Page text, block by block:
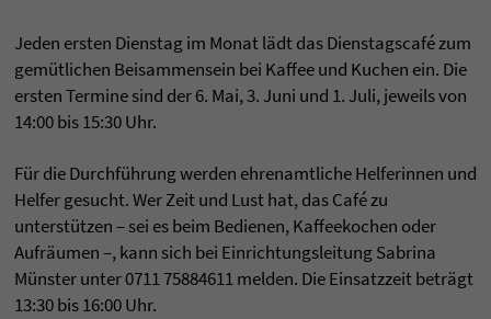
Jeden ersten Dienstag im Monat lädt das Dienstagscafé zum
gemütlichen Beisammensein bei Kaffee und Kuchen ein. Die
ersten Termine sind der 6. Mai, 3. Juni und 1. Juli, jeweils von
14:00 bis 15:30 Uhr.
Für die Durchführung werden ehrenamtliche Helferinnen und
Helfer gesucht. Wer Zeit und Lust hat, das Café zu
unterstützen – sei es beim Bedienen, Kaffeekochen oder
Aufräumen –, kann sich bei Einrichtungsleitung Sabrina
Münster unter 0711 75884611 melden. Die Einsatzzeit beträgt
13:30 bis 16:00 Uhr.